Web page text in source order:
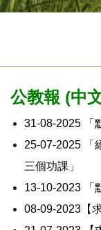
公教報 (中
31-08-2025 「
25-07-2025 「
三個功課 」
13-10-2023 「
08-09-2023【